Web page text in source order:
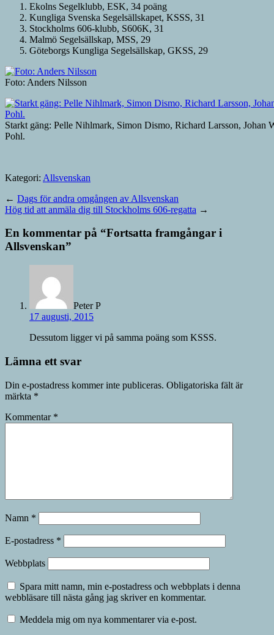
Ekolns Segelklubb, ESK, 34 poäng
Kungliga Svenska Segelsällskapet, KSSS, 31
Stockholms 606-klubb, S606K, 31
Malmö Segelsällskap, MSS, 29
Göteborgs Kungliga Segelsällskap, GKSS, 29
Foto: Anders Nilsson
Starkt gäng: Pelle Nihlmark, Simon Dismo, Richard Larsson, Johan
Pohl.
Kategori: Allsvenskan
← Dags för andra omgången av Allsvenskan
Hög tid att anmäla dig till Stockholms 606-regatta →
En kommentar på “Fortsatta framgångar i
Allsvenskan”
Peter P
17 augusti, 2015
Dessutom ligger vi på samma poäng som KSSS.
Lämna ett svar
Din e-postadress kommer inte publiceras. Obligatoriska fält är
märkta *
Kommentar *
Namn *
E-postadress *
Webbplats
Spara mitt namn, min e-postadress och webbplats i denna
webbläsare till nästa gång jag skriver en kommentar.
Meddela mig om nya kommentarer via e-post.